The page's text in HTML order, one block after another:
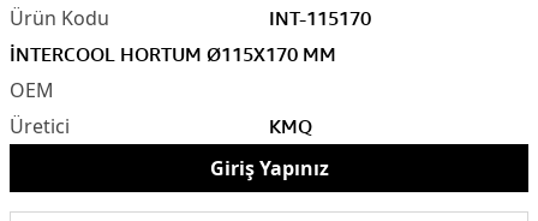
INT-115170
İNTERCOOL HORTUM Ø115X170 MM
KMQ
Giriş Yapınız